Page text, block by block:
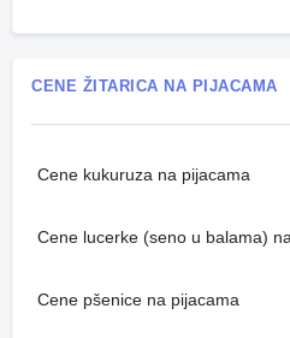
CENE ŽITARICA NA PIJACAMA
Cene kukuruza na pijacama
Cene lucerke (seno u balama)
Cene pšenice na pijacama